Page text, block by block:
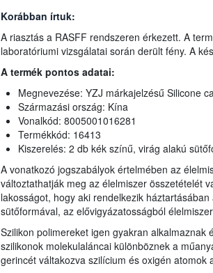
Korábban írtuk:
A riasztás a RASFF rendszeren érkezett. A
laboratóriumi vizsgálatai során derült fény. A
A termék pontos adatai:
Megnevezése: YZJ márkajelzésű Silicone
Származási ország: Kína
Vonalkód: 8005001016281
Termékkód: 16413
Kiszerelés: 2 db kék színű, virág alakú
A vonatkozó jogszabályok értelmében az
változtathatják meg az élelmiszer összetételét
lakosságot, hogy aki rendelkezik
sütőformával, az elővigyázatosságból
Szilikon polimereket igen gyakran
szilikonok molekulaláncai különböznek a
gerincét váltakozva szilícium és oxigén atomok